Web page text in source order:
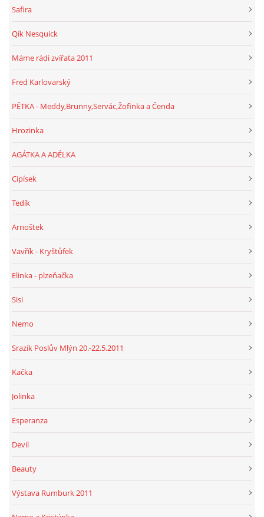
Safira
Qík Nesquick
Máme rádi zvířata 2011
Fred Karlovarský
PĚTKA - Meddy,Brunny,Servác,Žofinka a Čenda
Hrozinka
AGÁTKA A ADÉLKA
Cipísek
Tedík
Arnoštek
Vavřík - Kryštůfek
Elinka - plzeňačka
Sisi
Nemo
Srazík Poslův Mlýn 20.-22.5.2011
Kačka
Jolinka
Esperanza
Devil
Beauty
Výstava Rumburk 2011